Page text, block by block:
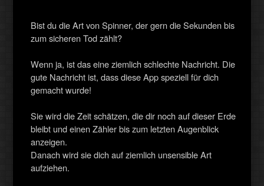
Bist du die Art von Spinner, der gern die Sekunden bis
zum sicheren Tod zählt?
Wenn ja, ist das eine ziemlich schlechte Nachricht. Die
gute Nachricht ist, dass diese App speziell für dich
gemacht wurde!
Sie wird die Zeit schätzen, die dir noch auf dieser Erde
bleibt und einen Zähler bis zum letzten Augenblick
anzeigen.
Danach wird sie dich auf ziemlich unsensible Art
aufziehen.